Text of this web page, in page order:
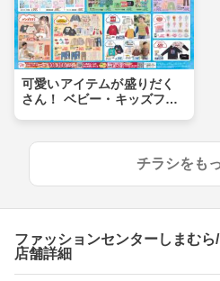
可愛いアイテムが盛りだく
さん！ ベビー・キッズフェ
チラシをも
ファッションセンターしまむ
店舗詳細